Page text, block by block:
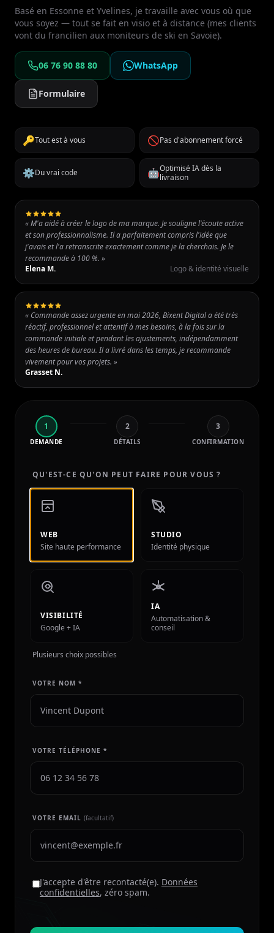
Basé en Essonne et Yvelines, je travaille avec vous où que
vous soyez — tout se fait en visio et à distance (mes clients
vont du francilien aux moniteurs de ski en Savoie).
06 76 90 88 80 WhatsApp
Formulaire
🔑Tout est à vous 🚫Pas d'abonnement forcé
⚙️Du vrai code 🤖Optimisé IA dès la
livraison
« M'a aidé à créer le logo de ma marque. Je souligne l'écoute active
et son professionnalisme. Il a parfaitement compris l'idée que
j'avais et l'a retranscrite exactement comme je la cherchais. Je le
recommande à 100 %. »
Elena M.
Logo & identité visuelle
« Commande assez urgente en mai 2026, Bixent Digital a été très
réactif, professionnel et attentif à mes besoins, à la fois sur la
commande initiale et pendant les ajustements, indépendamment
des heures de bureau. Il a livré dans les temps, je recommande
vivement pour vos projets. »
Grasset N.
1
DEMANDE
2
DÉTAILS
3
CONFIRMATION
QU'EST-CE QU'ON PEUT FAIRE POUR VOUS ?
WEB
Site haute performance
STUDIO
Identité physique
VISIBILITÉ
Google + IA
IA
Automatisation &
conseil
Plusieurs choix possibles
VOTRE NOM *
VOTRE TÉLÉPHONE *
VOTRE EMAIL (facultatif)
J'accepte d'être recontacté(e). Données
confidentielles, zéro spam.